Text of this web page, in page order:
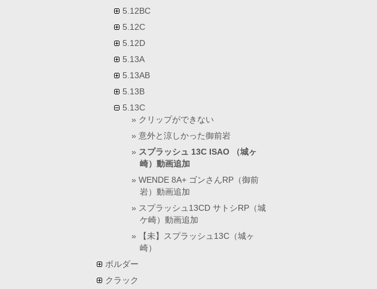
5.12BC
5.12C
5.12D
5.13A
5.13AB
5.13B
5.13C
クリップができない
意外と涼しかった御前岩
スプラッシュ 13C ISAO （城ヶ
崎）動画追加
WENDE 8A+ ゴンさんRP（御前
岩）動画追加
スプラッシュ13CD サトシRP（城
ケ崎）動画追加
【未】スプラッシュ13C（城ヶ
崎）
ボルダー
クラック